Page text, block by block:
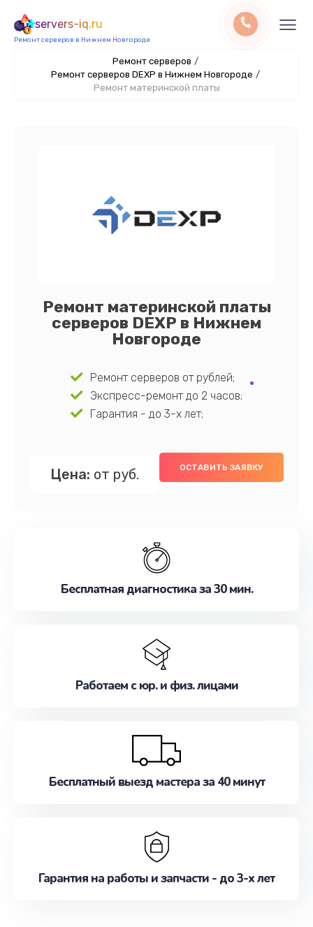
servers-iq.ru
Ремонт серверов в Нижнем Новгороде
Ремонт серверов /
Ремонт серверов DEXP в Нижнем Новгороде /
Ремонт материнской платы
Ремонт материнской платы
серверов DEXP в Нижнем
Новгороде
Ремонт серверов от рублей;
Экспресс-ремонт до 2 часов;
Гарантия - до 3-х лет;
Цена: от руб. ОСТАВИТЬ ЗАЯВКУ
Бесплатная диагностика за 30 мин.
Работаем с юр. и физ. лицами
Бесплатный выезд мастера за 40 минут
Гарантия на работы и запчасти - до 3-х лет